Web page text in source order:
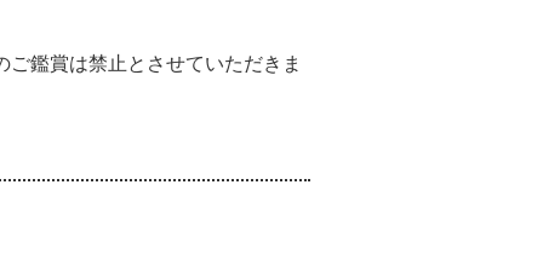
鑑賞は禁止とさせていただきま